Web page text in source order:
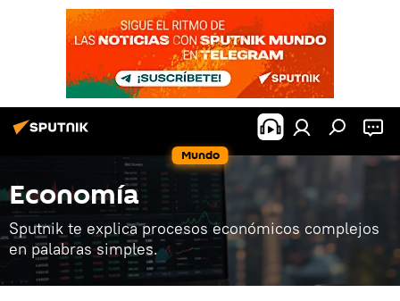
Mundo
Economía
Sputnik te explica procesos económicos complejos
en palabras simples.